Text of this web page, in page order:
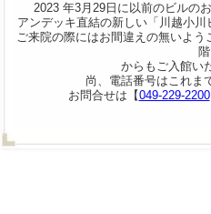
2023 年3月29日に以前のビルの
アンデッキ直結の新しい「川越小川
ご来院の際にはお間違えの無いよ
階
からもご入館い
尚、電話番号はこれま
お問合せは【049-229-2200